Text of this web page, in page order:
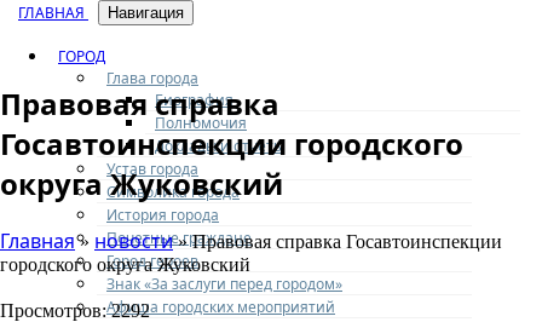
ГЛАВНАЯ Навигация
ГОРОД
Глава города
Биография
Полномочия
Доклады и отчеты
Устав города
Символика города
История города
Почетные граждане
Город героев
Знак «За заслуги перед городом»
Афиша городских мероприятий
Правовая справка
Госавтоинспекции городского
округа Жуковский
Главная» новости» Правовая справка Госавтоинспекции
городского округа Жуковский
Просмотров: 2292